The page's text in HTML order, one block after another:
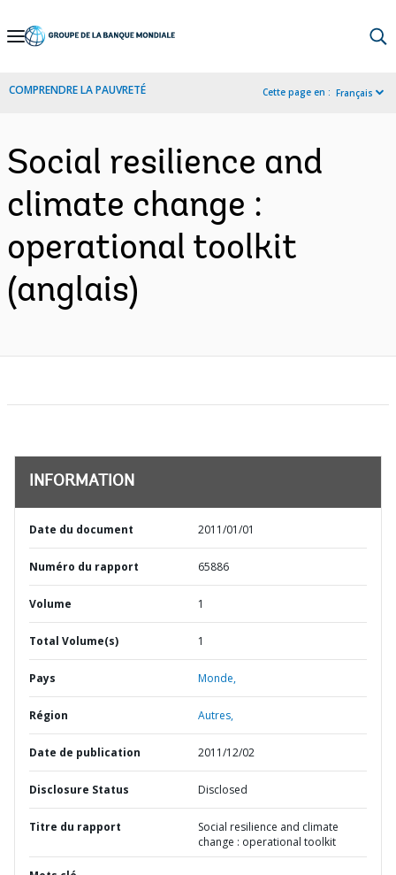
Skip
Navigation
COMPRENDRE LA PAUVRETÉ Cette page en : Français
Social resilience and
climate change :
operational toolkit
(anglais)
INFORMATION
Date du document 2011/01/01
Numéro du rapport 65886
Volume 1
Total Volume(s) 1
Pays Monde,
Région Autres,
Date de publication 2011/12/02
Disclosure Status Disclosed
Titre du rapport
Social resilience and climate
change : operational toolkit